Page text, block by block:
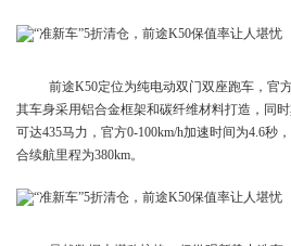
前途K50定位为纯电动双门双座跑车，官
其车身采用铝合金框架和碳纤维材料打造，同
可达435马力，官方0-100km/h加速时间为4.6秒
合续航里程为380km。